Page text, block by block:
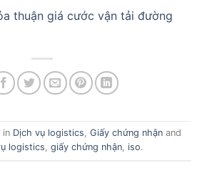
thuận giá cước vận tải đường
in Dịch vụ logistics, Giấy chứng nhận and
logistics, giấy chứng nhận, iso.